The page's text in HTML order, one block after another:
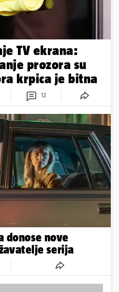
TV ekrana:
prozora su
krpica je bitna
12
donose nove
serija